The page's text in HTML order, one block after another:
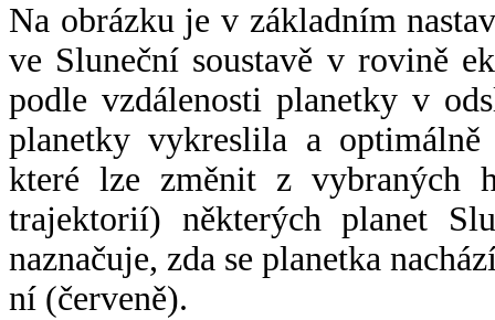
Na obrázku je v základním
ve Sluneční soustavě v rovině
podle vzdálenosti planetky v
planetky vykreslila a
které lze změnit z vybraných
trajektorií) některých planet
naznačuje, zda se planetka
ní (červeně).